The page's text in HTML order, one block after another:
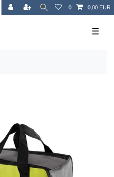
0 0,00 EUR
☰